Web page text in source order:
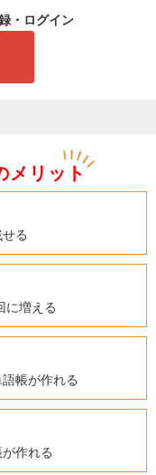
・ログイン
メリット
る
に増える
帳が作れる
作れる